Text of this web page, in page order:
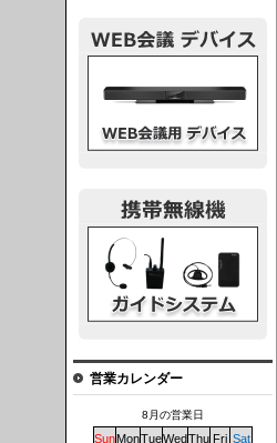
営業カレンダー
8月の営業日
SunMonTueWedThu Fri Sat